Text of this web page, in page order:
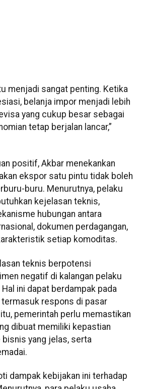
menjadi sangat penting. Ketika
belanja impor menjadi lebih
yang cukup besar sebagai
tetap berjalan lancar,”
positif, Akbar menekankan
ekspor satu pintu tidak boleh
buru. Menurutnya, pelaku
kejelasan teknis,
hubungan antara
dokumen perdagangan,
setiap komoditas.
teknis berpotensi
negatif di kalangan pelaku
ini dapat berdampak pada
termasuk respons di pasar
pemerintah perlu memastikan
dibuat memiliki kepastian
yang jelas, serta
dampak kebijakan ini terhadap